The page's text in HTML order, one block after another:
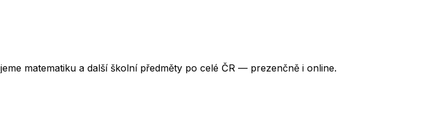
matematiku a další školní předměty po celé ČR — prezenčně i online.